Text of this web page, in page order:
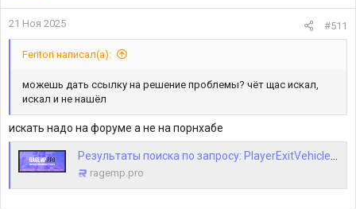
21 Ноя 2025 #511
Feritori написал(а):
можешь дать ссылку на решение проблемы? чёт щас искал,
искал и не нашёл
искать надо на форуме а не на порнхабе
Результаты поиска по запросу: PlayerExitVehicleAttempt
ragemp.pro